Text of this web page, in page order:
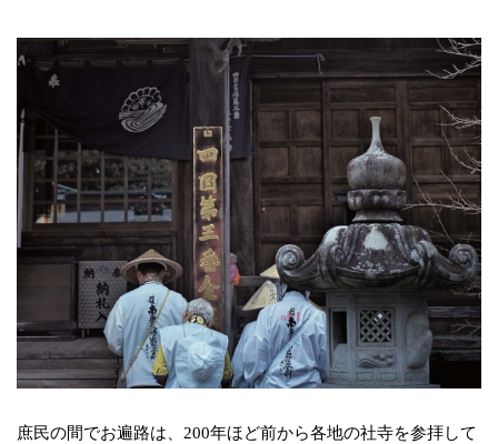
庶民の間でお遍路は、200年ほど前から各地の社寺を参拝して